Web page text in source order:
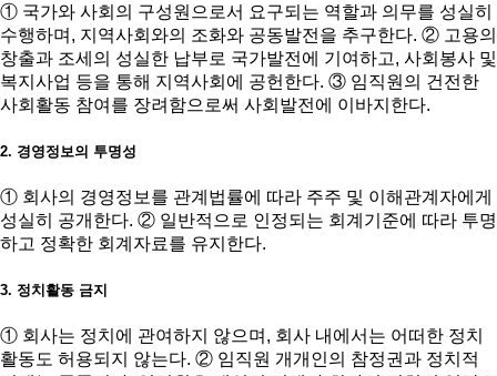
① 국가와 사회의 구성원으로서 요구되는 역할과 의무를 성실히
수행하며, 지역사회와의 조화와 공동발전을 추구한다. ② 고용의
창출과 조세의 성실한 납부로 국가발전에 기여하고, 사회봉사 및
복지사업 등을 통해 지역사회에 공헌한다. ③ 임직원의 건전한
사회활동 참여를 장려함으로써 사회발전에 이바지한다.
2. 경영정보의 투명성
① 회사의 경영정보를 관계법률에 따라 주주 및 이해관계자에게
성실히 공개한다. ② 일반적으로 인정되는 회계기준에 따라 투명
하고 정확한 회계자료를 유지한다.
3. 정치활동 금지
① 회사는 정치에 관여하지 않으며, 회사 내에서는 어떠한 정치
활동도 허용되지 않는다. ② 임직원 개개인의 참정권과 정치적